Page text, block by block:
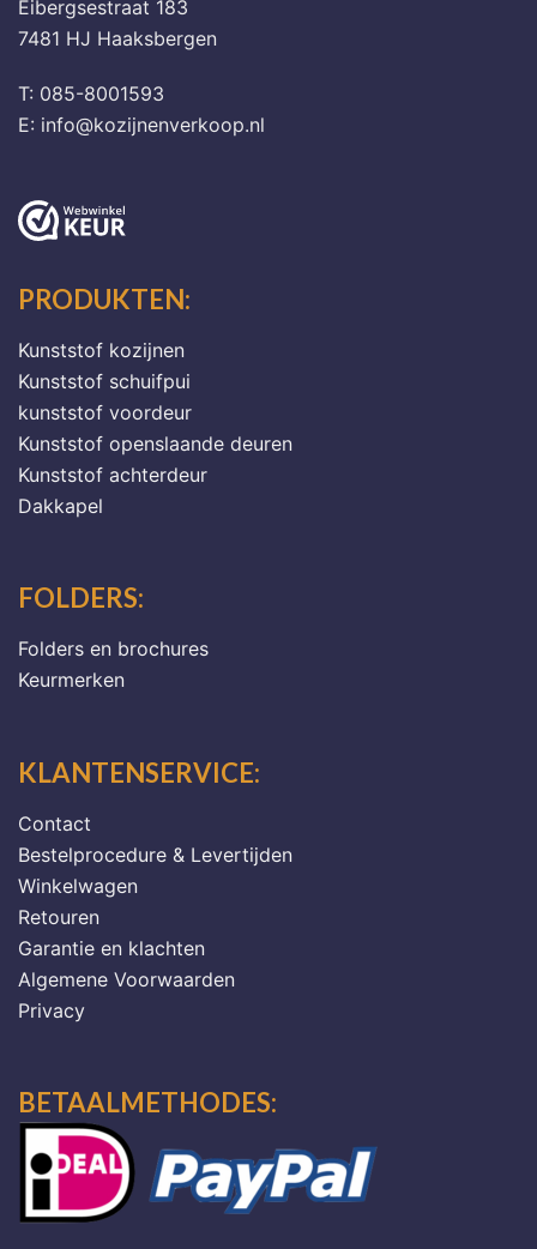
Eibergsestraat 183
7481 HJ Haaksbergen
T: 085-8001593
E: info@kozijnenverkoop.nl
PRODUKTEN:
Kunststof kozijnen
Kunststof schuifpui
kunststof voordeur
Kunststof openslaande deuren
Kunststof achterdeur
Dakkapel
FOLDERS:
Folders en brochures
Keurmerken
KLANTENSERVICE:
Contact
Bestelprocedure & Levertijden
Winkelwagen
Retouren
Garantie en klachten
Algemene Voorwaarden
Privacy
BETAALMETHODES: